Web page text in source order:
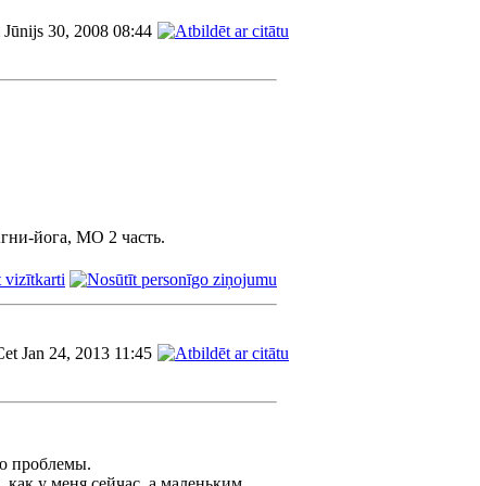
Jūnijs 30, 2008 08:44
йога, МО 2 часть.
Jan 24, 2013 11:45
проблемы.